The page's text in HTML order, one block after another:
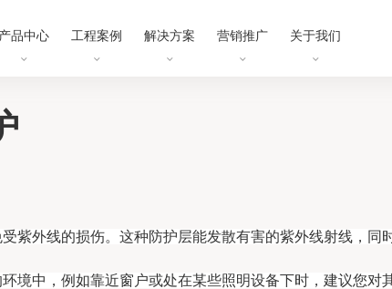
产品中心 工程案例 解决方案 营销推广 关于我们
紫外线的损伤。这种防护层能发散有害的紫外线射线，同
境中，例如靠近窗户或处在某些照明设备下时，建议您对